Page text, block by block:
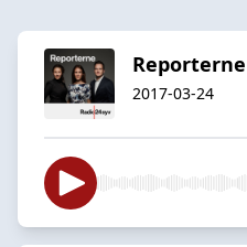
Reporterne
2017-03-24